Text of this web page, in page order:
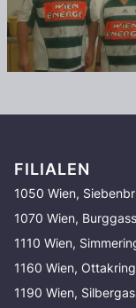
FILIALEN
1050 Wien,
1070 Wien,
1110 Wien,
1160 Wien,
1190 Wien,